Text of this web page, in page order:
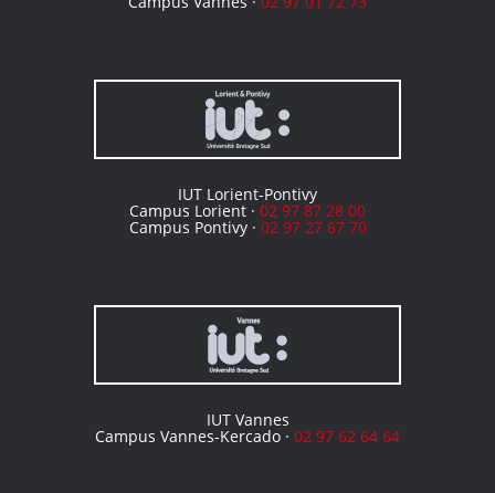
IUT Lorient-Pontivy
Campus Lorient · 02 97 87 28 00
Campus Pontivy · 02 97 27 67 70
IUT Vannes
Campus Vannes-Kercado · 02 97 62 64 64